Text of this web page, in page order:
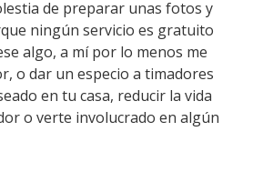
de preparar unas fotos y
ningún servicio es gratuito
algo, a mí por lo menos me
o dar un especio a timadores
en tu casa, reducir la vida
o verte involucrado en algún